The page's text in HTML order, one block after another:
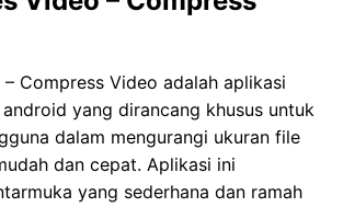
Compress Video adalah aplikasi
yang dirancang khusus untuk
dalam mengurangi ukuran file
dan cepat. Aplikasi ini
yang sederhana dan ramah